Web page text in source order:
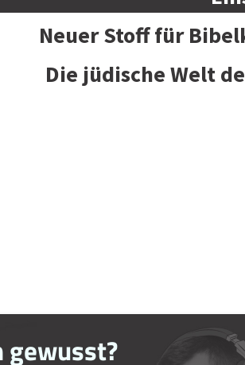
Neuer Stoff für
Die jüdische Welt
gewusst?